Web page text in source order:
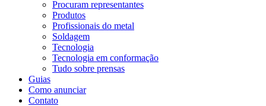
Procuram representantes
Produtos
Profissionais do metal
Soldagem
Tecnologia
Tecnologia em conformação
Tudo sobre prensas
Guias
Como anunciar
Contato